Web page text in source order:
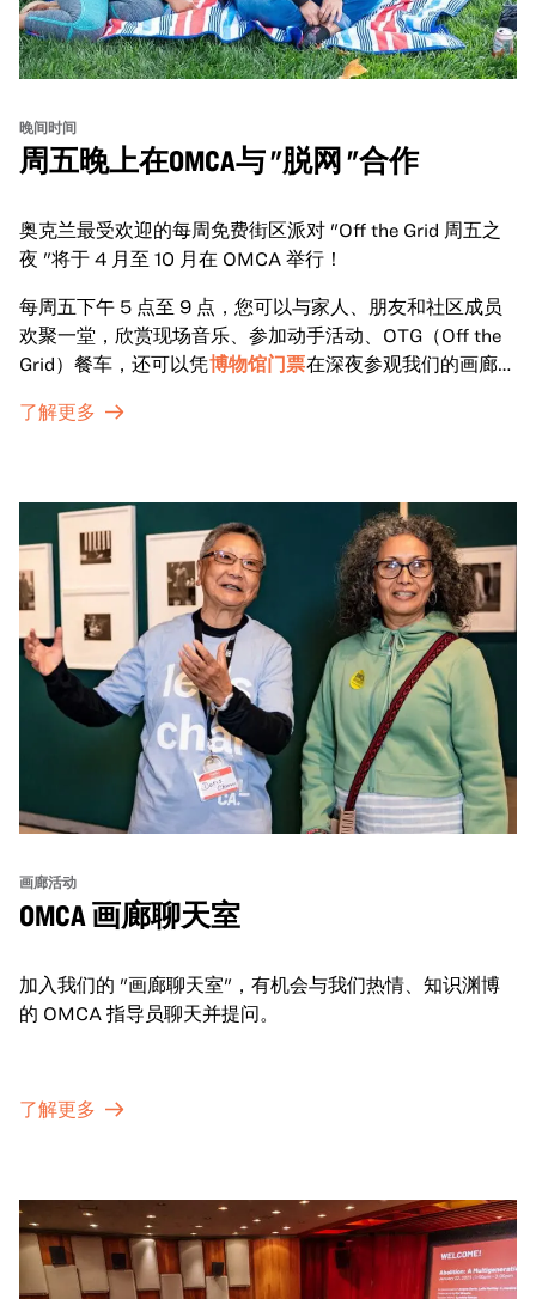
晚间时间
周五晚上在OMCA与 "脱网 "合作
奥克兰最受欢迎的每周免费街区派对 "Off the Grid 周五之
夜 "将于 4 月至 10 月在 OMCA 举行！
每周五下午 5 点至 9 点，您可以与家人、朋友和社区成员
欢聚一堂，欣赏现场音乐、参加动手活动、OTG（Off the
Grid）餐车，还可以凭博物馆门票在深夜参观我们的画廊和
了解更多
画廊活动
OMCA 画廊聊天室
加入我们的 "画廊聊天室"，有机会与我们热情、知识渊博
的 OMCA 指导员聊天并提问。
了解更多